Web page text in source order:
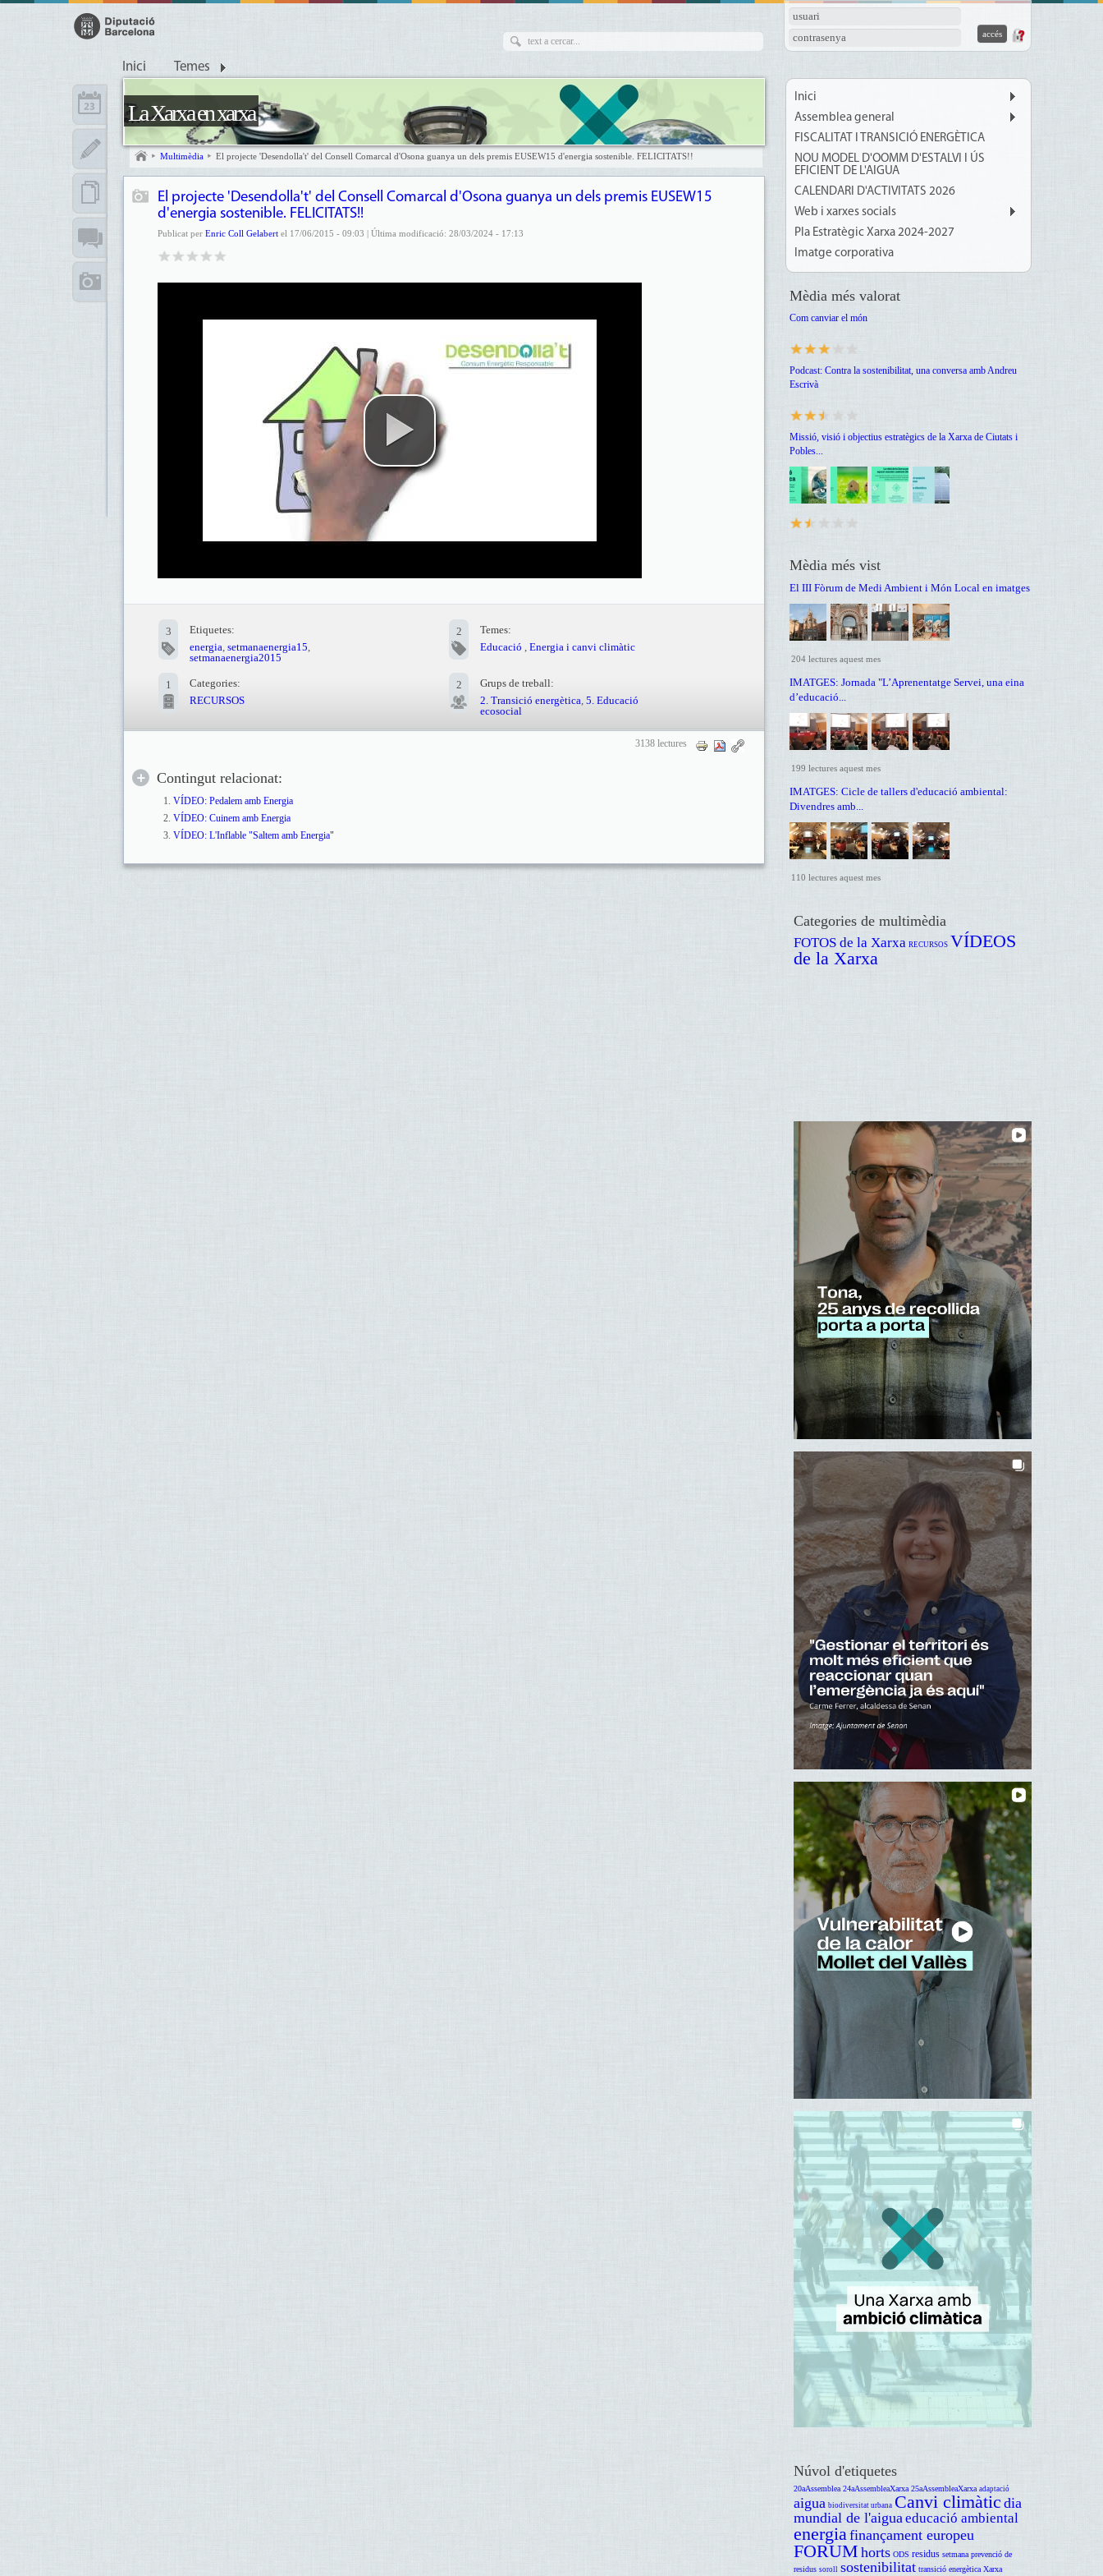
usuari
contrasenya
Inici Temes
La Xarxa en xarxa
Multimèdia El projecte 'Desendolla't' del Consell Comarcal d'Osona guanya un dels premis EUSEW15 d'energia sostenible. FELICITATS!!
El projecte 'Desendolla't' del Consell Comarcal d'Osona guanya un dels premis EUSEW15
d'energia sostenible. FELICITATS!!
Publicat per Enric Coll Gelabert el 17/06/2015 - 09:03 | Última modificació: 28/03/2024 - 17:13
3
Etiquetes:
energia, setmanaenergia15,
setmanaenergia2015
2
Temes:
Educació , Energia i canvi climàtic
1
Categories:
RECURSOS
2
Grups de treball:
2. Transició energètica, 5. Educació
ecosocial
3138 lectures
Contingut relacionat:
VÍDEO: Pedalem amb Energia
VÍDEO: Cuinem amb Energia
VÍDEO: L'Inflable "Saltem amb Energia"
Inici
Assemblea general
FISCALITAT I TRANSICIÓ ENERGÈTICA
NOU MODEL D'OOMM D'ESTALVI I ÚS
EFICIENT DE L'AIGUA
CALENDARI D'ACTIVITATS 2026
Web i xarxes socials
Pla Estratègic Xarxa 2024-2027
Imatge corporativa
Mèdia més valorat
Com canviar el món
Podcast: Contra la sostenibilitat, una conversa amb Andreu
Escrivà
Missió, visió i objectius estratègics de la Xarxa de Ciutats i
Pobles...
Mèdia més vist
El III Fòrum de Medi Ambient i Món Local en imatges
204 lectures aquest mes
IMATGES: Jornada "L’Aprenentatge Servei, una eina
d’educació...
199 lectures aquest mes
IMATGES: Cicle de tallers d'educació ambiental:
Divendres amb...
110 lectures aquest mes
Categories de multimèdia
FOTOS de la Xarxa RECURSOS VÍDEOS
de la Xarxa
Núvol d'etiquetes
20aAssemblea 24aAssembleaXarxa 25aAssembleaXarxa adaptació
aigua biodiversitat urbana Canvi climàtic dia
mundial de l'aigua educació ambiental
energia finançament europeu
FORUM horts ODS residus setmana prevenció de
residus soroll sostenibilitat transició energètica Xarxa